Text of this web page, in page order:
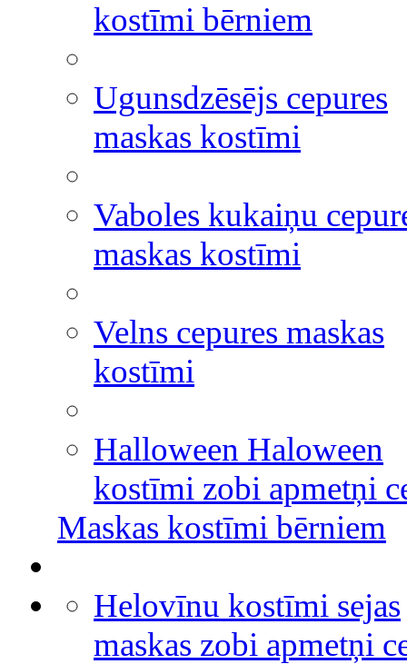
kostīmi bērniem
Ugunsdzēsējs cepures
maskas kostīmi
Vaboles kukaiņu
maskas kostīmi
Velns cepures maskas
kostīmi
Halloween Haloween
kostīmi zobi apmetņi
Maskas kostīmi bērniem
Helovīnu kostīmi sejas
maskas zobi apmetņi